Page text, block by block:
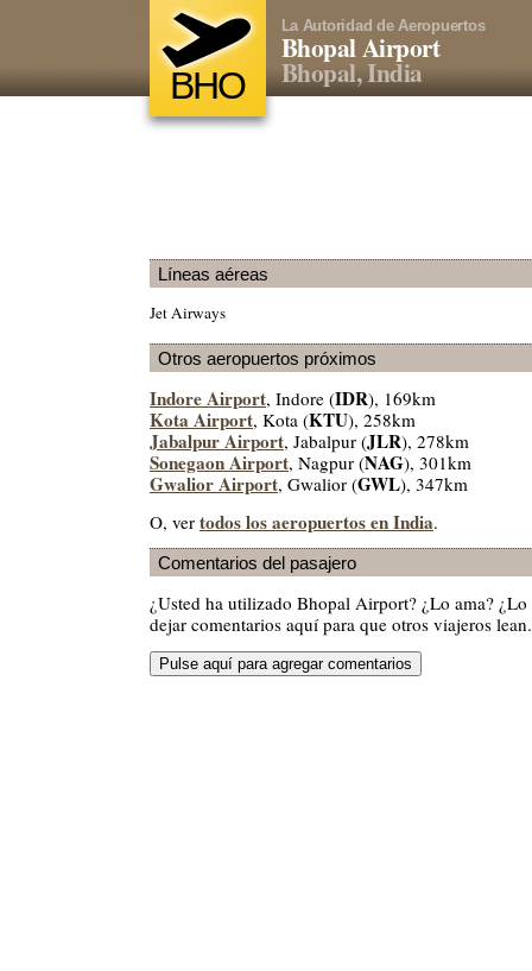
BHO
La Autoridad de Aeropuertos
Bhopal Airport
Bhopal, India
Líneas aéreas
Jet Airways
Otros aeropuertos próximos
Indore Airport, Indore (IDR), 169km
Kota Airport, Kota (KTU), 258km
Jabalpur Airport, Jabalpur (JLR), 278km
Sonegaon Airport, Nagpur (NAG), 301km
Gwalior Airport, Gwalior (GWL), 347km
O, ver todos los aeropuertos en India.
Comentarios del pasajero
¿Usted ha utilizado Bhopal Airport? ¿Lo ama? ¿Lo
dejar comentarios aquí para que otros viajeros lean.